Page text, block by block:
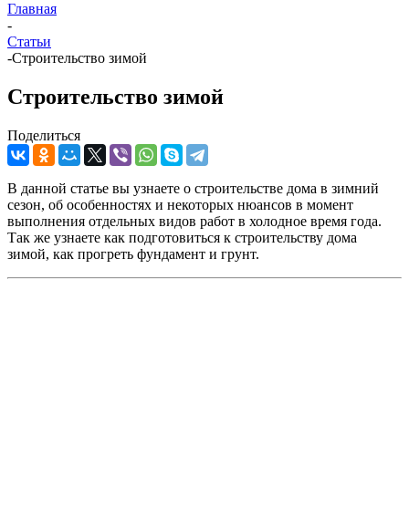
Главная
-
Статьи
-Строительство зимой
Строительство зимой
Поделиться
В данной статье вы узнаете о строительстве дома в зимний
сезон, об особенностях и некоторых нюансов в момент
выполнения отдельных видов работ в холодное время года.
Так же узнаете как подготовиться к строительству дома
зимой, как прогреть фундамент и грунт.